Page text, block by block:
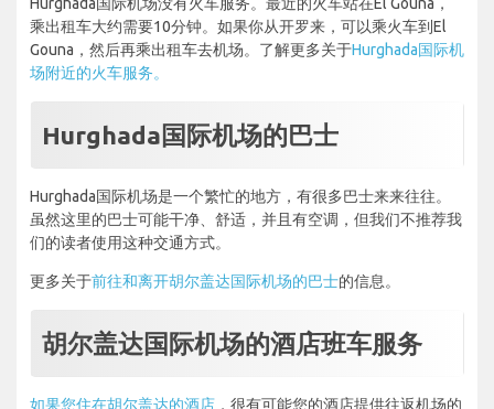
Hurghada国际机场没有火车服务。最近的火车站在El Gouna，
乘出租车大约需要10分钟。如果你从开罗来，可以乘火车到El
Gouna，然后再乘出租车去机场。了解更多关于Hurghada国际机
场附近的火车服务。
Hurghada国际机场的巴士
Hurghada国际机场是一个繁忙的地方，有很多巴士来来往往。
虽然这里的巴士可能干净、舒适，并且有空调，但我们不推荐我
们的读者使用这种交通方式。
更多关于前往和离开胡尔盖达国际机场的巴士的信息。
胡尔盖达国际机场的酒店班车服务
如果您住在胡尔盖达的酒店 ，很有可能您的酒店提供往返机场的